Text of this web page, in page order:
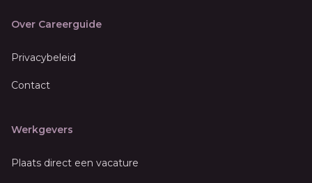
Over Careerguide
Privacybeleid
Contact
Werkgevers
Plaats direct een vacature